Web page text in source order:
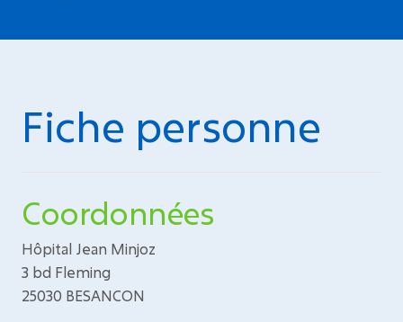
Fiche personne
Coordonnées
Hôpital Jean Minjoz
3 bd Fleming
25030 BESANCON